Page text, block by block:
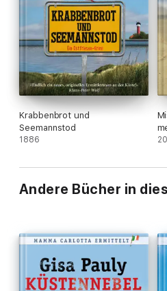
Krabbenbrot und
Seemannstod
1886
Andere Bücher in